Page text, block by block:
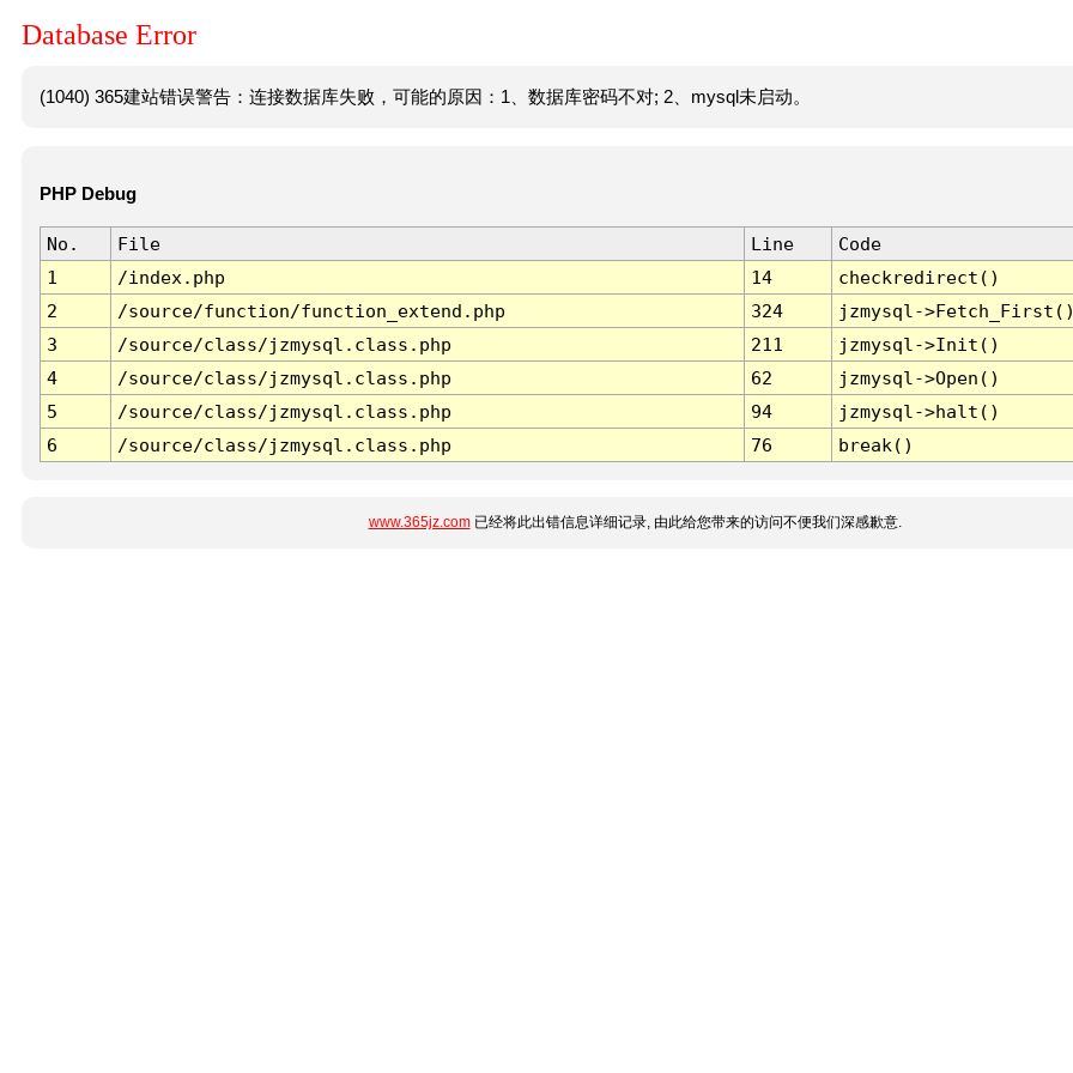
Database Error
(1040) 365建站错误警告：连接数据库失败，可能的原因：1、数据库密码不对; 2、mysql未启动。
PHP Debug
No. File Line
Code
1
/index.php 14
checkredirect()
2
/source/function/function_extend.php 324
jzmysql-
3
/source/class/jzmysql.class.php 211
jzmysql->Init()
4
/source/class/jzmysql.class.php 62
jzmysql->Open()
5
/source/class/jzmysql.class.php 94
jzmysql->halt()
6
/source/class/jzmysql.class.php 76 break()
www.365jz.com已经将此出错信息详细记录, 由此给您带来的访问不便我们深感歉意.